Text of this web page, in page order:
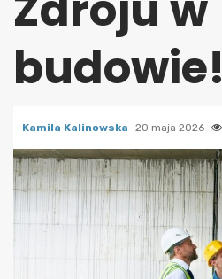
budowie!
Kamila Kalinowska 20 maja 2026